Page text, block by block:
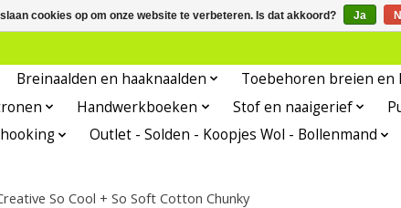
Breinaalden en haaknaalden Toebehoren breien en
Handwerkboeken Stof en naaigerief
Outlet - Solden - Koopjes Wol - Bollenmand
So Cool + So Soft Cotton Chunky
cookies op om onze website te verbeteren. Is dat akkoord? Ja